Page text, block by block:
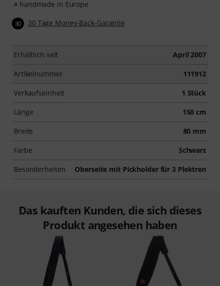
handmade in Europe
30 30 Tage Money-Back-Garantie
Erhältlich seit April 2007
Artikelnummer 111912
Verkaufseinheit 1 Stück
Länge 150 cm
Breite 80 mm
Farbe Schwarz
Besonderheiten Oberseite mit Pickholder für 3 Plektren
Das kauften Kunden, die sich dieses
Produkt angesehen haben